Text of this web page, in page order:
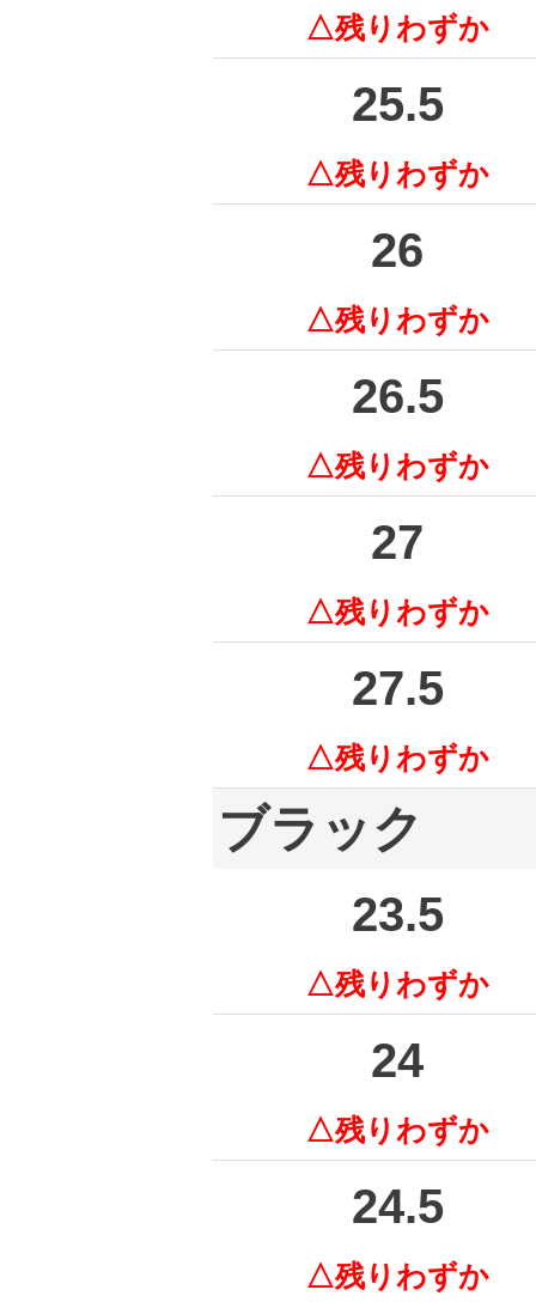
△残りわずか
25.5
△残りわずか
26
△残りわずか
26.5
△残りわずか
27
△残りわずか
27.5
△残りわずか
ブラック
23.5
△残りわずか
24
△残りわずか
24.5
△残りわずか